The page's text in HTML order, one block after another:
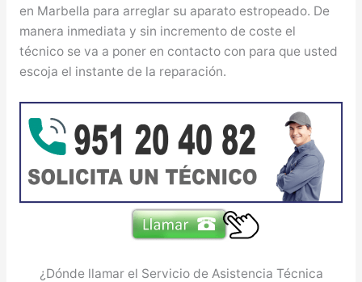
en Marbella para arreglar su aparato estropeado. De
manera inmediata y sin incremento de coste el
técnico se va a poner en contacto con para que usted
escoja el instante de la reparación.
¿Dónde llamar el Servicio de Asistencia Técnica